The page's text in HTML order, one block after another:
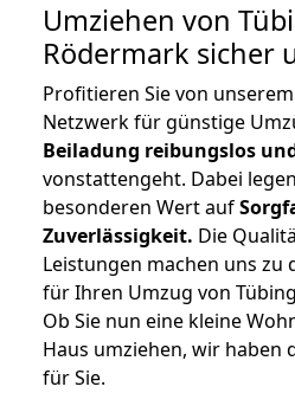
Umziehen von
Rödermark sicher
Profitieren Sie von
Netzwerk für günstige
Beiladung reibungslos
vonstattengeht. Dabei
besonderen Wert auf
Zuverlässigkeit. Die
Leistungen machen uns zu
für Ihren Umzug von
Ob Sie nun eine kleine
Haus umziehen, wir haben
für Sie.